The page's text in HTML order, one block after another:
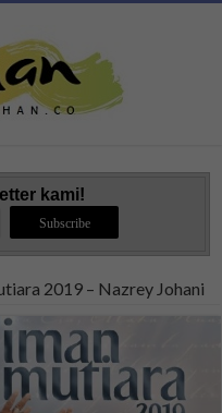
kami!
2019 – Nazrey Johani